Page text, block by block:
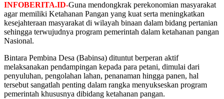
INFOBERITA.ID-Guna mendongkrak perekonomian masyarakat
agar memiliki Ketahanan Pangan yang kuat serta meningkatkan
kesejahteraan masyarakat di wilayah binaan dalam bidang pertanian
sehingga terwujudnya program pemerintah dalam ketahanan pangan
Nasional.
Bintara Pembina Desa (Babinsa) dituntut berperan aktif
melaksanakan pendampingan kepada para petani, dimulai dari
penyuluhan, pengolahan lahan, penanaman hingga panen, hal
tersebut sangatlah penting dalam rangka menyukseskan program
pemerintah khususnya dibidang ketahanan pangan.